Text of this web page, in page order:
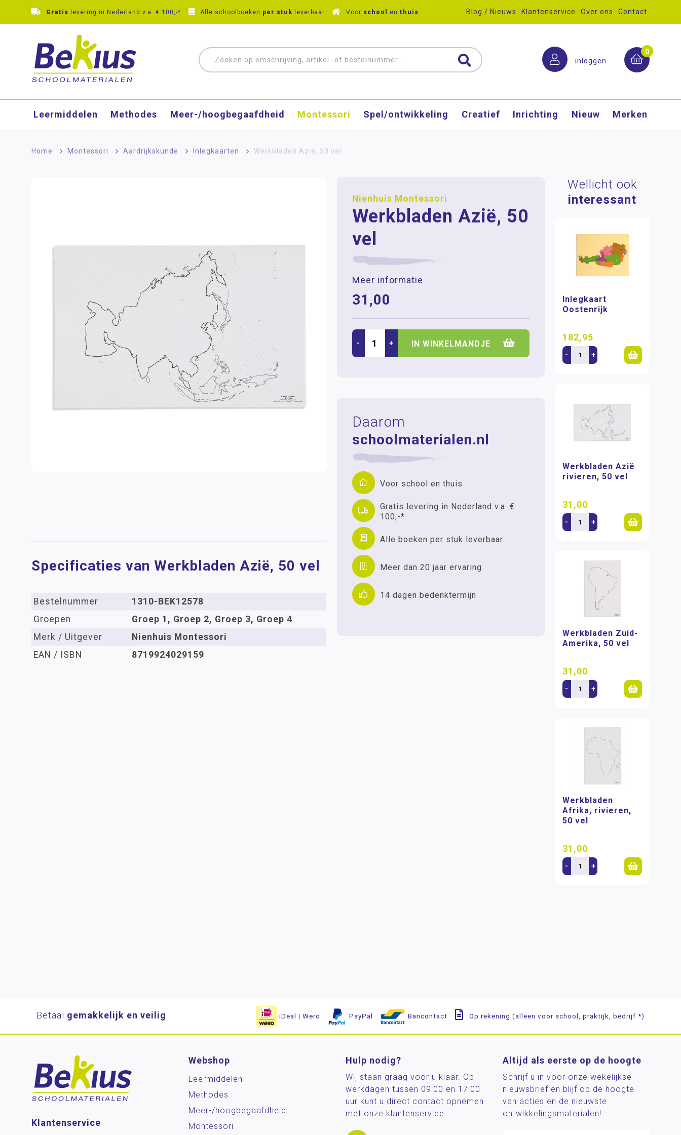
Gratis levering in Nederland v.a. € 100,-* Alle schoolboeken per stuk leverbaar Voor school en thuis Blog / Nieuws Klantenservice Over ons Contact
inloggen
0
Leermiddelen Methodes Meer-/hoog­begaafdheid Montessori Spel/ontwikkeling Creatief Inrichting Nieuw Merken
Home > Montessori > Aardrijkskunde > Inlegkaarten > Werkbladen Azië, 50 vel
Nienhuis Montessori
Werkbladen Azië, 50
vel
Meer informatie
31,00
- + IN WINKELMANDJE
Daarom
schoolmaterialen.nl
Voor school en thuis
Gratis levering in Nederland v.a. €
100,-*
Alle boeken per stuk leverbaar
Meer dan 20 jaar ervaring
14 dagen bedenktermijn
Specificaties van Werkbladen Azië, 50 vel
Bestelnummer
1310-BEK12578
Groepen
Groep 1, Groep 2, Groep 3, Groep 4
Merk / Uitgever
Nienhuis Montessori
EAN / ISBN
8719924029159
Wellicht ook
interessant
Inlegkaart
Oostenrijk
182,95
- +
Werkbladen Azië
rivieren, 50 vel
31,00
- +
Werkbladen Zuid-
Amerika, 50 vel
31,00
- +
Werkbladen
Afrika, rivieren,
50 vel
31,00
- +
Betaal gemakkelijk en veilig iDeal | Wero PayPal Bancontact Op rekening (alleen voor school, praktijk, bedrijf *)
Klantenservice
Webshop
Leermiddelen
Methodes
Meer-/hoog­begaafdheid
Montessori
Hulp nodig?
Wij staan graag voor u klaar. Op
werkdagen tussen 09:00 en 17:00
uur kunt u direct contact opnemen
met onze klantenservice.
Altijd als eerste op de hoogte
Schrijf u in voor onze wekelijkse
nieuwsbrief en blijf op de hoogte
van acties en de nieuwste
ontwikkelingsmaterialen!